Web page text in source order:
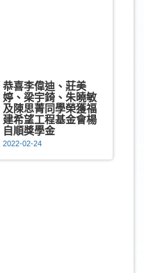
恭喜李偉迪、莊美
婷、梁宇錡、朱曉敏
及陳思菁同學榮獲福
建希望工程基金會楊
自順獎學金
2022-02-24